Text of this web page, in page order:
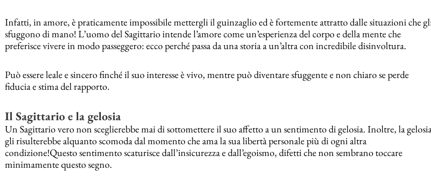
Infatti, in amore, è praticamente impossibile mettergli il guinzaglio ed è fortemente attratto dalle situazioni che
sfuggono di mano! L’uomo del Sagittario intende l’amore come un’esperienza del corpo e della mente che
preferisce vivere in modo passeggero: ecco perché passa da una storia a un’altra con incredibile disinvoltura.
Può essere leale e sincero finché il suo interesse è vivo, mentre può diventare sfuggente e non chiaro se perde
fiducia e stima del rapporto.
Il Sagittario e la gelosia
Un Sagittario vero non sceglierebbe mai di sottomettere il suo affetto a un sentimento di gelosia. Inoltre, la
gli risulterebbe alquanto scomoda dal momento che ama la sua libertà personale più di ogni altra
condizione!Questo sentimento scaturisce dall’insicurezza e dall’egoismo, difetti che non sembrano toccare
minimamente questo segno.